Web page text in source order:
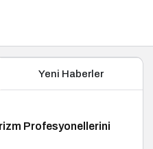
Yeni Haberler
Profesyonellerini